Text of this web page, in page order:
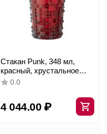
Стакан Punk, 348 мл,
красный, хрустальное
стекло, Nachtmann
0.0
4 044.00 ₽